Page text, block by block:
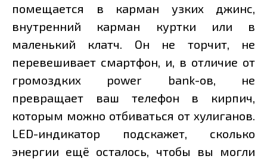
помещается в карман узких джинс,
внутренний карман куртки или в
маленький клатч. Он не торчит, не
перевешивает смартфон, и, в отличие от
громоздких power bank-ов, не
превращает ваш телефон в кирпич,
которым можно отбиваться от хулиганов.
LED-индикатор подскажет, сколько
энергии ещё осталось, чтобы вы могли